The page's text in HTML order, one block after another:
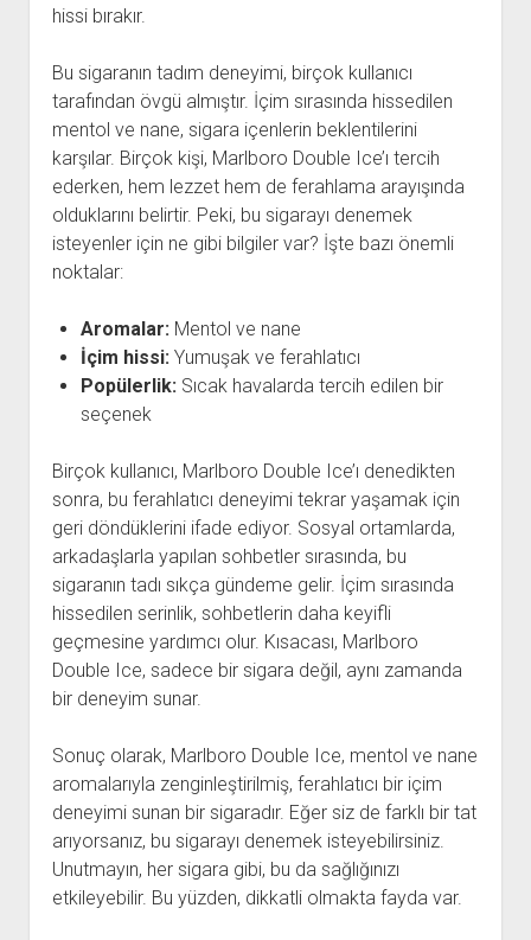
hissi bırakır.
Bu sigaranın tadım deneyimi, birçok kullanıcı
tarafından övgü almıştır. İçim sırasında hissedilen
mentol ve nane, sigara içenlerin beklentilerini
karşılar. Birçok kişi, Marlboro Double Ice’ı tercih
ederken, hem lezzet hem de ferahlama arayışında
olduklarını belirtir. Peki, bu sigarayı denemek
isteyenler için ne gibi bilgiler var? İşte bazı önemli
noktalar:
Aromalar:Mentol ve nane
İçim hissi:Yumuşak ve ferahlatıcı
Popülerlik:Sıcak havalarda tercih edilen bir
seçenek
Birçok kullanıcı, Marlboro Double Ice’ı denedikten
sonra, bu ferahlatıcı deneyimi tekrar yaşamak için
geri döndüklerini ifade ediyor. Sosyal ortamlarda,
arkadaşlarla yapılan sohbetler sırasında, bu
sigaranın tadı sıkça gündeme gelir. İçim sırasında
hissedilen serinlik, sohbetlerin daha keyifli
geçmesine yardımcı olur. Kısacası, Marlboro
Double Ice, sadece bir sigara değil, aynı zamanda
bir deneyim sunar.
Sonuç olarak, Marlboro Double Ice, mentol ve nane
aromalarıyla zenginleştirilmiş, ferahlatıcı bir içim
deneyimi sunan bir sigaradır. Eğer siz de farklı bir tat
arıyorsanız, bu sigarayı denemek isteyebilirsiniz.
Unutmayın, her sigara gibi, bu da sağlığınızı
etkileyebilir. Bu yüzden, dikkatli olmakta fayda var.